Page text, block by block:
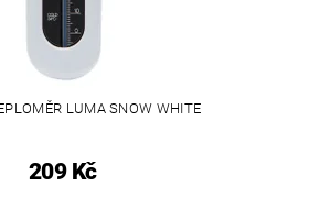
LUMA SNOW WHITE
209 Kč